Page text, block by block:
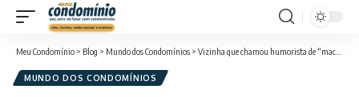
Meu Condomínio > Blog > Mundo dos Condomínios > Vizinha que chamou humorista de “macaco” cobra indenização
MUNDO DOS CONDOMÍNIOS